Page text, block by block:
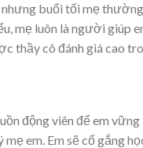
buổi tối mẹ
mẹ luôn là người giúp
thầy cô đánh giá cao
động viên để em
em. Em sẽ cố gắng